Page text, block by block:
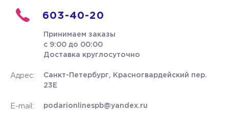
603-40-20
Принимаем заказы
с 9:00 до 00:00
Доставка круглосуточно
Адрес:
Санкт-Петербург, Красногвардейский пер.
23Е
E-mail: podarionlinespb@yandex.ru